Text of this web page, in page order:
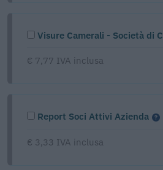
Visure Camerali - Società di
€ 7,77 IVA inclusa
Report Soci Attivi Azienda
€ 3,33 IVA inclusa